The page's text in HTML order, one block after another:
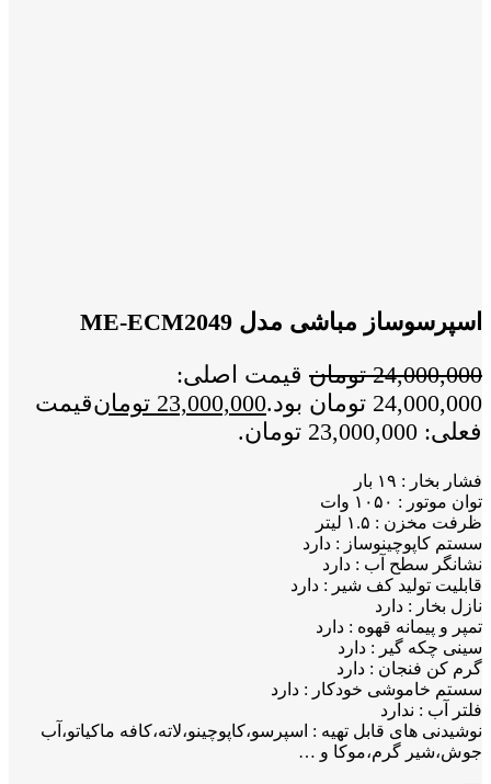
اسپرسوساز مباشی مدل ME-ECM2049
24,000,000 تومان قیمت اصلی:
24,000,000 تومان بود.
23,000,000 تومانقیمت
فعلی: 23,000,000 تومان.
فشار بخار : ۱۹ بار
توان موتور : ۱۰۵۰ وات
ظرفت مخزن : ۱.۵ لیتر
سستم کاپوچینوساز : دارد
نشانگر سطح آب : دارد
قابلیت تولید کف شیر : دارد
نازل بخار : دارد
تمپر و پیمانه قهوه : دارد
سینی چکه گیر : دارد
گرم کن فنجان : دارد
سستم خاموشی خودکار : دارد
فلتر آب : ندارد
نوشیدنی های قابل تهیه : اسپرسو،کاپوچینو،لاته،کافه ماکیاتو،آب
جوش،شیر گرم،موکا و …